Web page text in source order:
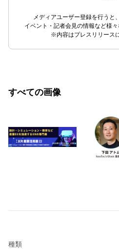
メディアユーザー登録を行うと
イベント・記者会見の情報など様
※内容はプレスリリース
すべての画像
種類